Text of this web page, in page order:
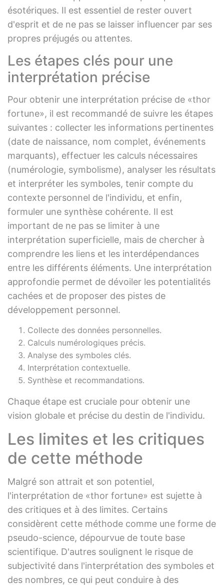
ésotériques. Il est essentiel de rester ouvert
d'esprit et de ne pas se laisser influencer par ses
propres préjugés ou attentes.
Les étapes clés pour une
interprétation précise
Pour obtenir une interprétation précise de «thor
fortune», il est recommandé de suivre les étapes
suivantes : collecter les informations pertinentes
(date de naissance, nom complet, événements
marquants), effectuer les calculs nécessaires
(numérologie, symbolisme), analyser les résultats
et interpréter les symboles, tenir compte du
contexte personnel de l'individu, et enfin,
formuler une synthèse cohérente. Il est
important de ne pas se limiter à une
interprétation superficielle, mais de chercher à
comprendre les liens et les interdépendances
entre les différents éléments. Une interprétation
approfondie permet de dévoiler les potentialités
cachées et de proposer des pistes de
développement personnel.
Collecte des données personnelles.
Calculs numérologiques précis.
Analyse des symboles clés.
Interprétation contextuelle.
Synthèse et recommandations.
Chaque étape est cruciale pour obtenir une
vision globale et précise du destin de l'individu.
Les limites et les critiques
de cette méthode
Malgré son attrait et son potentiel,
l'interprétation de «thor fortune» est sujette à
des critiques et à des limites. Certains
considèrent cette méthode comme une forme de
pseudo-science, dépourvue de toute base
scientifique. D'autres soulignent le risque de
subjectivité dans l'interprétation des symboles et
des nombres, ce qui peut conduire à des